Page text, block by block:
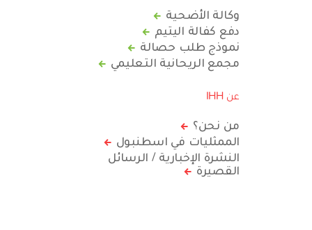
وكالة الأضحية
دفع كفالة اليتيم
نموذج طلب حصالة
مجمع الريحانية التعليمي
عن IHH
من نحن؟
الممثليات في اسطنبول
النشرة الإخبارية / الرسائل
القصيرة